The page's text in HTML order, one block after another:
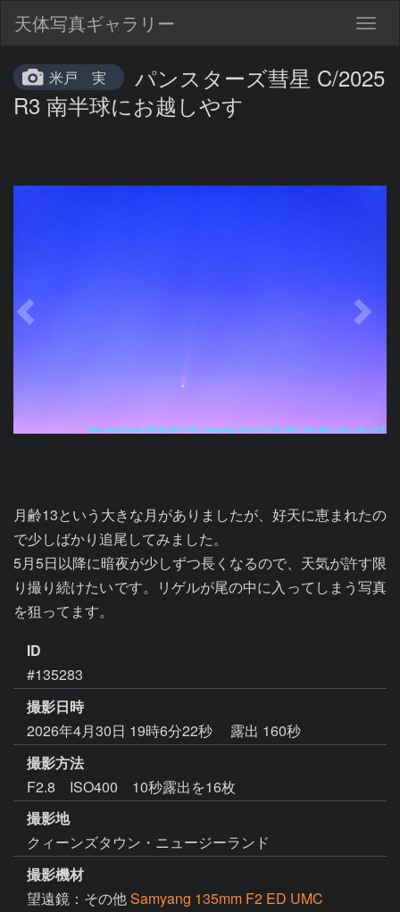
天体写真ギャラリー
米戸 実
パンスターズ彗星 C/2025
R3 南半球にお越しやす
月齢13という大きな月がありましたが、好天に恵まれたの
で少しばかり追尾してみました。
5月5日以降に暗夜が少しずつ長くなるので、天気が許す限
り撮り続けたいです。リゲルが尾の中に入ってしまう写真
ID
#135283
撮影日時
2026年4月30日 19時6分22秒
露出 160秒
撮影方法
F2.8 ISO400 10秒露出を16枚
撮影地
クィーンズタウン・ニュージーランド
撮影機材
望遠鏡：その他Samyang 135mm F2 ED UMC